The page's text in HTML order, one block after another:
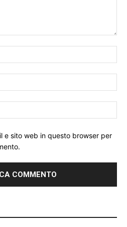
e sito web in questo browser per